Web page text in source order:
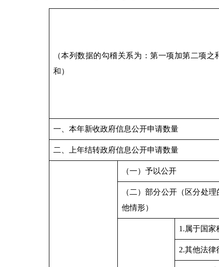
（本列数据的勾稽关系为：第一项加第二项
和）
一、本年新收政府信息公开申请数量
二、上年结转政府信息公开申请数量
（一）予以公开
（二）部分公开（区分处
他情形）
1.属于国家
2.其他法律